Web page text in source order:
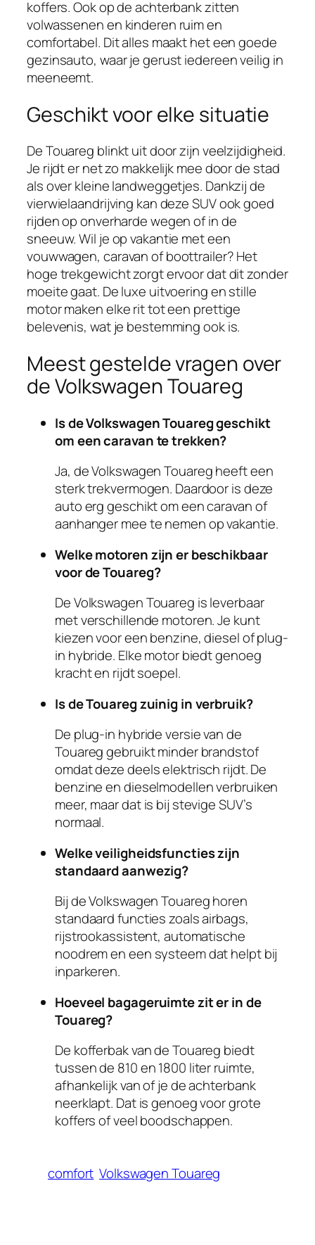
koffers. Ook op de achterbank zitten
volwassenen en kinderen ruim en
comfortabel. Dit alles maakt het een goede
gezinsauto, waar je gerust iedereen veilig in
meeneemt.
Geschikt voor elke situatie
De Touareg blinkt uit door zijn veelzijdigheid.
Je rijdt er net zo makkelijk mee door de stad
als over kleine landweggetjes. Dankzij de
vierwielaandrijving kan deze SUV ook goed
rijden op onverharde wegen of in de
sneeuw. Wil je op vakantie met een
vouwwagen, caravan of boottrailer? Het
hoge trekgewicht zorgt ervoor dat dit zonder
moeite gaat. De luxe uitvoering en stille
motor maken elke rit tot een prettige
belevenis, wat je bestemming ook is.
Meest gestelde vragen over
de Volkswagen Touareg
Is de Volkswagen Touareg geschikt
om een caravan te trekken?
Ja, de Volkswagen Touareg heeft een
sterk trekvermogen. Daardoor is deze
auto erg geschikt om een caravan of
aanhanger mee te nemen op vakantie.
Welke motoren zijn er beschikbaar
voor de Touareg?
De Volkswagen Touareg is leverbaar
met verschillende motoren. Je kunt
kiezen voor een benzine, diesel of plug-
in hybride. Elke motor biedt genoeg
kracht en rijdt soepel.
Is de Touareg zuinig in verbruik?
De plug-in hybride versie van de
Touareg gebruikt minder brandstof
omdat deze deels elektrisch rijdt. De
benzine en dieselmodellen verbruiken
meer, maar dat is bij stevige SUV’s
normaal.
Welke veiligheidsfuncties zijn
standaard aanwezig?
Bij de Volkswagen Touareg horen
standaard functies zoals airbags,
rijstrookassistent, automatische
noodrem en een systeem dat helpt bij
inparkeren.
Hoeveel bagageruimte zit er in de
Touareg?
De kofferbak van de Touareg biedt
tussen de 810 en 1800 liter ruimte,
afhankelijk van of je de achterbank
neerklapt. Dat is genoeg voor grote
koffers of veel boodschappen.
comfort Volkswagen Touareg